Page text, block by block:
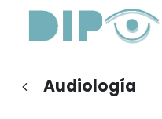
Audiología